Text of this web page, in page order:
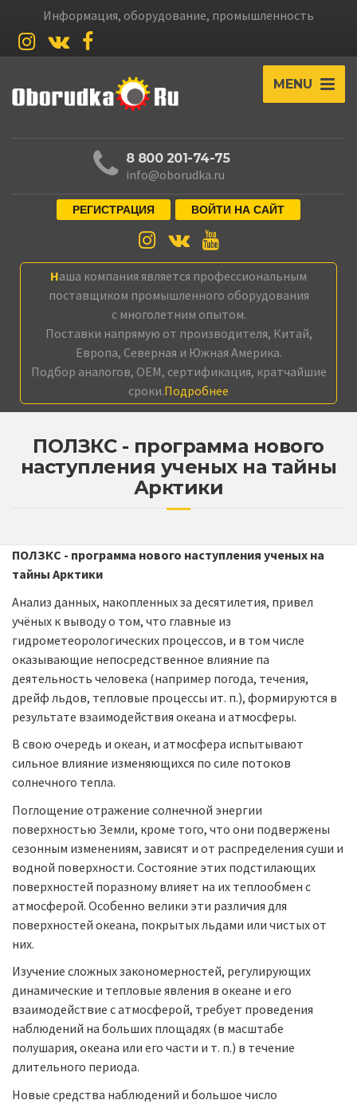
Информация, оборудование, промышленность
MENU
8 800 201-74-75
info@oborudka.ru
РЕГИСТРАЦИЯ ВОЙТИ НА САЙТ
Наша компания является профессиональным
поставщиком промышленного оборудования
с многолетним опытом.
Поставки напрямую от производителя, Китай,
Европа, Северная и Южная Америка.
Подбор аналогов, OEM, сертификация, кратчайшие
сроки.Подробнее
ПОЛЗКС - программа нового
наступления ученых на тайны
Арктики
ПОЛЗКС - программа нового наступления ученых на
тайны Арктики
Анализ данных, накопленных за десятилетия, привел
учёных к выводу о том, что главные из
гидрометеорологических процессов, и в том числе
оказывающие непосредственное влияние па
деятельность человека (например погода, течения,
дрейф льдов, тепловые процессы ит. п.), формируются в
результате взаимодействия океана и атмосферы.
В свою очередь и океан, и атмосфера испытывают
сильное влияние изменяющихся по силе потоков
солнечного тепла.
Поглощение отражение солнечной энергии
поверхностью Земли, кроме того, что они подвержены
сезонным изменениям, зависят и от распределения суши и
водной поверхности. Состояние этих подстилающих
поверхностей поразному влияет на их теплообмен с
атмосферой. Особенно велики эти различия для
поверхностей океана, покрытых льдами или чистых от
них.
Изучение сложных закономерностей, регулирующих
динамические и тепловые явления в океане и его
взаимодействие с атмосферой, требует проведения
наблюдений на больших площадях (в масштабе
полушария, океана или его части и т. п.) в течение
длительного периода.
Новые средства наблюдений и большое число